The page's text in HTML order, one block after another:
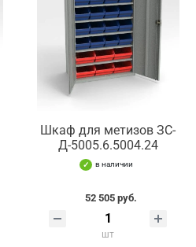
Шкаф для метизов ЗС-
Д-5005.6.5004.24
в наличии
52 505 руб.
шт